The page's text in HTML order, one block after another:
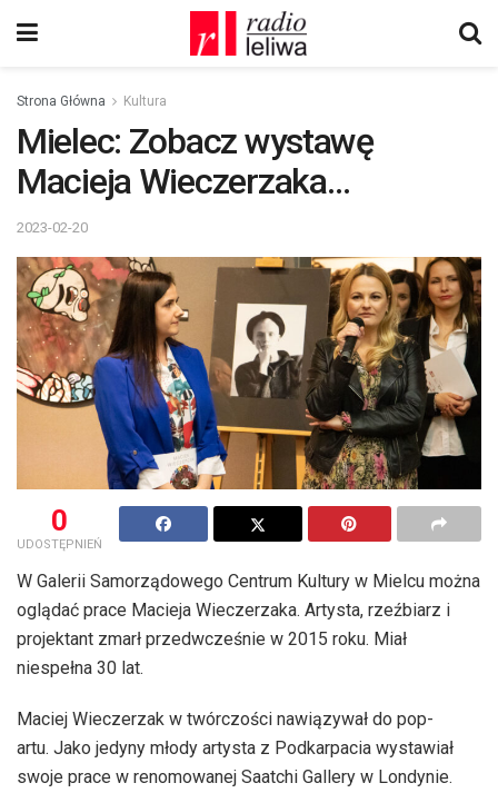
Strona Główna Kultura
Mielec: Zobacz wystawę
Macieja Wieczerzaka…
2023-02-20
0
UDOSTĘPNIEŃ
W Galerii Samorządowego Centrum Kultury w Mielcu można
oglądać prace Macieja Wieczerzaka. Artysta, rzeźbiarz i
projektant zmarł przedwcześnie w 2015 roku. Miał
niespełna 30 lat.
Maciej Wieczerzak w twórczości nawiązywał do pop-
artu. Jako jedyny młody artysta z Podkarpacia wystawiał
swoje prace w renomowanej Saatchi Gallery w Londynie.